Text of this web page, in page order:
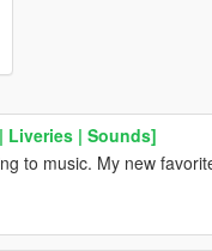
Liveries | Sounds]
to music. My new